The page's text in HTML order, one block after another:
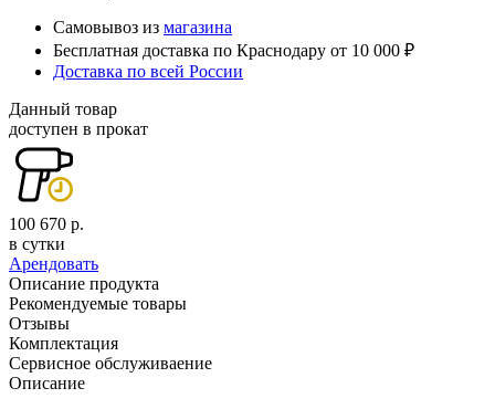
Самовывоз из магазина
Бесплатная доставка по Краснодару от 10 000 ₽
Доставка по всей России
Данный товар
доступен в прокат
100 670 р.
в сутки
Арендовать
Описание продукта
Рекомендуемые товары
Отзывы
Комплектация
Сервисное обслуживаение
Описание